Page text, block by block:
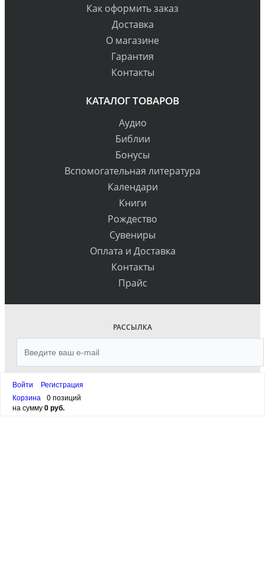
Как оформить заказ
Доставка
О магазине
Гарантия
Контакты
КАТАЛОГ ТОВАРОВ
Аудио
Библии
Бонусы
Вспомогательная литература
Календари
Книги
Рождество
Сувениры
Оплата и Доставка
Контакты
Прайс
РАССЫЛКА
Войти
Регистрация
Корзина
0 позиций
на сумму0 руб.